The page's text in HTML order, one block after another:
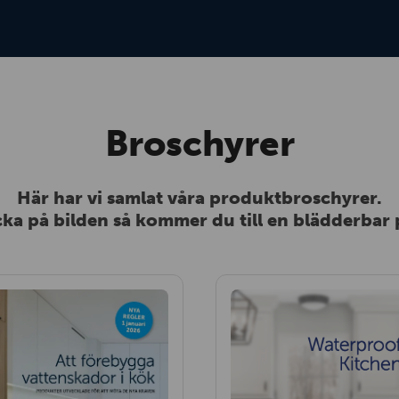
Broschyrer
Här har vi samlat våra produktbroschyrer.
på bilden så kommer du till en blädderbar